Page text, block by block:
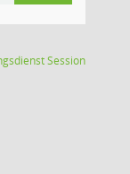
Session(Wird in